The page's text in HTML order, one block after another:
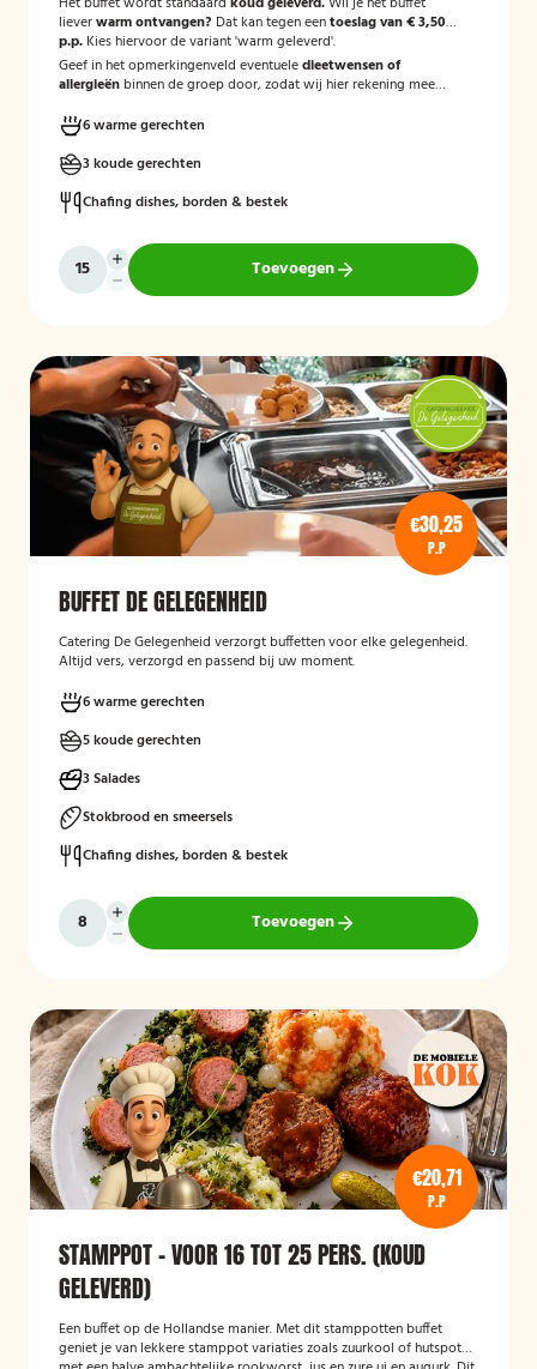
lieverwarm ontvangen? Dat kan tegen eentoeslag van € 3,50
p.p. Kies hiervoor de variant 'warm geleverd'.
Geef in het opmerkingenveld eventueledieetwensen of
allergieën binnen de groep door, zodat wij hier rekening mee
6 warme gerechten
3 koude gerechten
Chafing dishes, borden & bestek
Toevoegen
€30,25
P.P
BUFFET DE GELEGENHEID
Catering De Gelegenheid verzorgt buffetten voor elke gelegenheid.
Altijd vers, verzorgd en passend bij uw moment.
6 warme gerechten
5 koude gerechten
3 Salades
Stokbrood en smeersels
Chafing dishes, borden & bestek
Toevoegen
€20,71
P.P
STAMPPOT - VOOR 16 TOT 25 PERS. (KOUD
GELEVERD)
Een buffet op de Hollandse manier. Met dit stamppotten buffet
geniet je van lekkere stamppot variaties zoals zuurkool of hutspot